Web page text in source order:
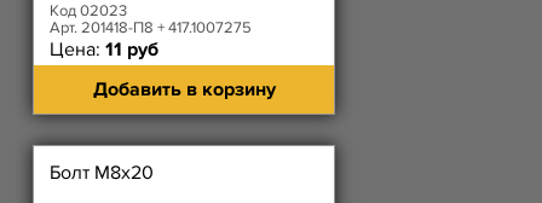
Код 02023
Арт. 201418-П8 + 417.1007275
Цена: 11 руб
Добавить в корзину
Болт М8х20